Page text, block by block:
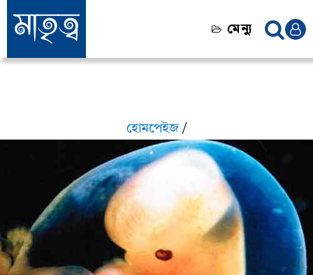
মেন্যু
হোমপেইজ/